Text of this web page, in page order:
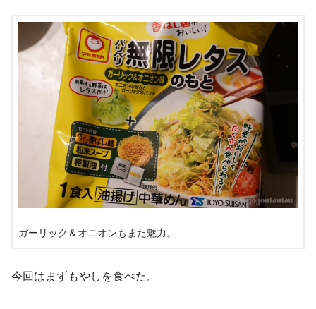
ガーリック＆オニオンもまた魅力。
今回はまずもやしを食べた。